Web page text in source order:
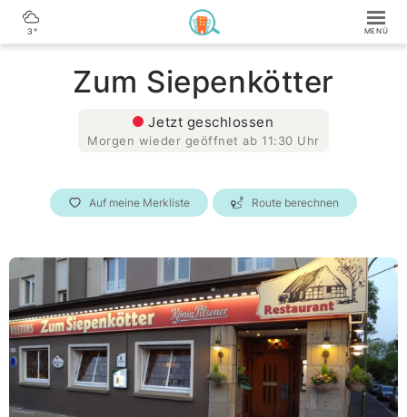
3°
Zum Siepenkötter
Jetzt geschlossen
Morgen wieder geöffnet ab 11:30 Uhr
Auf meine Merkliste Route berechnen